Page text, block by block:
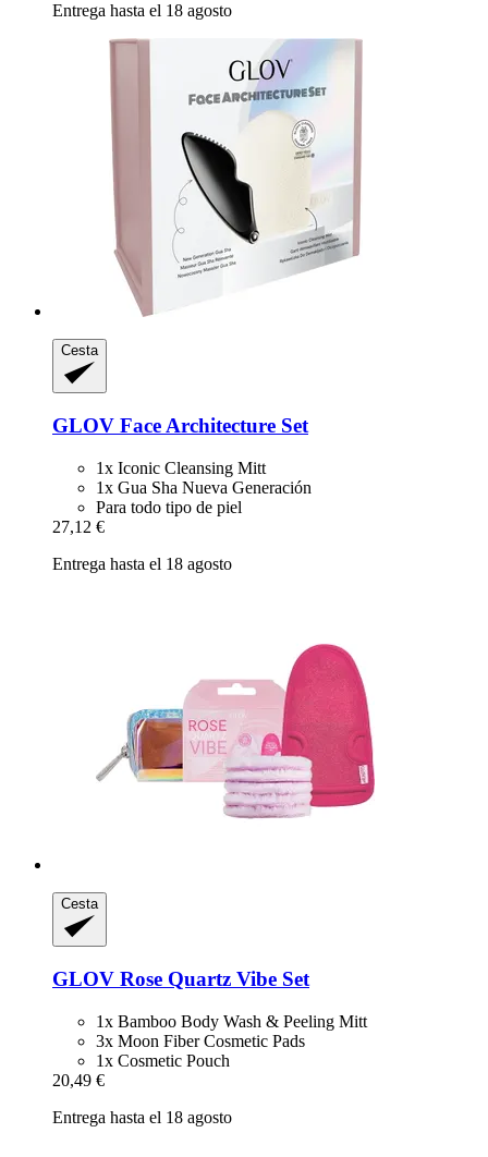
Entrega hasta el 18 agosto
Cesta
GLOV Face Architecture Set
1x Iconic Cleansing Mitt
1x Gua Sha Nueva Generación
Para todo tipo de piel
27,12 €
Entrega hasta el 18 agosto
Cesta
GLOV Rose Quartz Vibe Set
1x Bamboo Body Wash & Peeling Mitt
3x Moon Fiber Cosmetic Pads
1x Cosmetic Pouch
20,49 €
Entrega hasta el 18 agosto